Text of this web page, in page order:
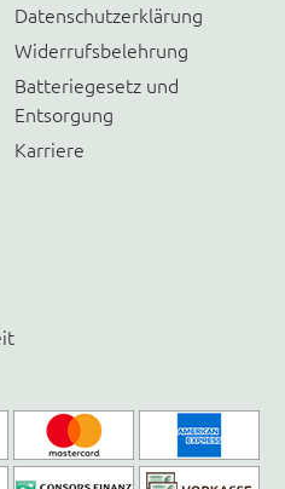
Datenschutzerklärung
Widerrufsbelehrung
Batteriegesetz und
Entsorgung
Karriere